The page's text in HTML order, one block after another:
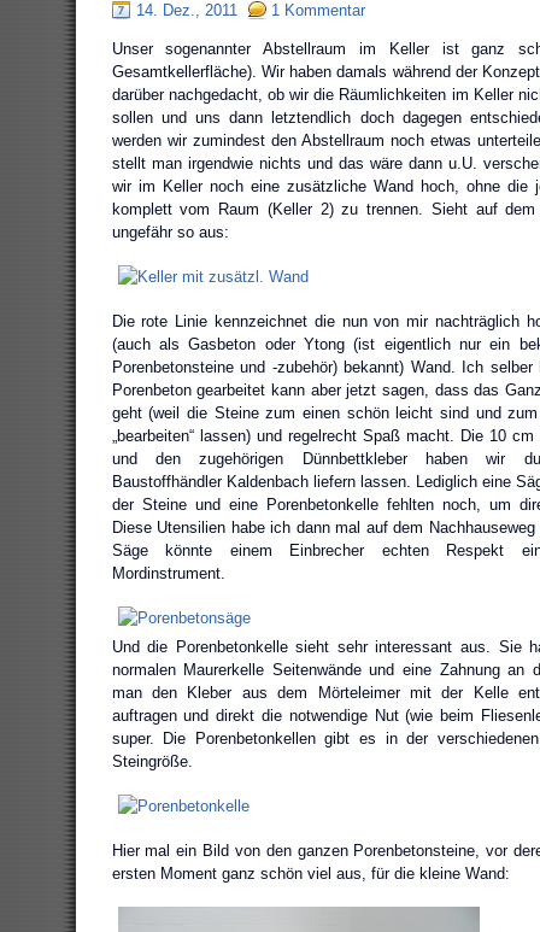
14. Dez., 2011 1 Kommentar
Unser sogenannter Abstellraum im Keller ist ganz
Gesamtkellerfläche). Wir haben damals während der
darüber nachgedacht, ob wir die Räumlichkeiten im Keller
sollen und uns dann letztendlich doch dagegen
werden wir zumindest den Abstellraum noch etwas
stellt man irgendwie nichts und das wäre dann u.U.
wir im Keller noch eine zusätzliche Wand hoch, ohne die
komplett vom Raum (Keller 2) zu trennen. Sieht auf dem
ungefähr so aus:
Die rote Linie kennzeichnet die nun von mir nachträglich
(auch als Gasbeton oder Ytong (ist eigentlich nur ein
Porenbetonsteine und -zubehör) bekannt) Wand. Ich
Porenbeton gearbeitet kann aber jetzt sagen, dass das
geht (weil die Steine zum einen schön leicht sind und
„bearbeiten“ lassen) und regelrecht Spaß macht. Die 10
und den zugehörigen Dünnbettkleber haben wir
Baustoffhändler Kaldenbach liefern lassen. Lediglich eine
der Steine und eine Porenbetonkelle fehlten noch, um
Diese Utensilien habe ich dann mal auf dem
Säge könnte einem Einbrecher echten Respekt
Mordinstrument.
Und die Porenbetonkelle sieht sehr interessant aus. Sie
normalen Maurerkelle Seitenwände und eine Zahnung an
man den Kleber aus dem Mörteleimer mit der Kelle
auftragen und direkt die notwendige Nut (wie beim
super. Die Porenbetonkellen gibt es in der
Steingröße.
Hier mal ein Bild von den ganzen Porenbetonsteine, vor
ersten Moment ganz schön viel aus, für die kleine Wand: